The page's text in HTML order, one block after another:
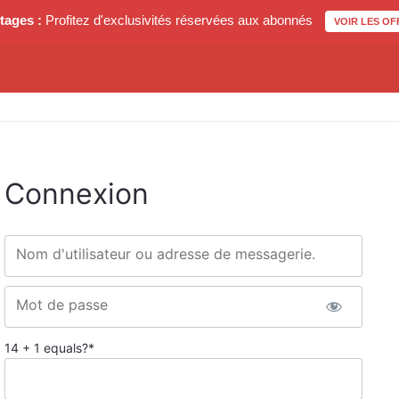
: Profitez d'exclusivités réservées aux abonnés VOIR LES
Connexion
Nom d'utilisateur ou adresse de messagerie.
Mot de passe
14 + 1 equals?*